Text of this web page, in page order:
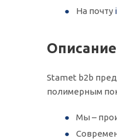
На почту
Stamet b2b
полимерным
Мы –